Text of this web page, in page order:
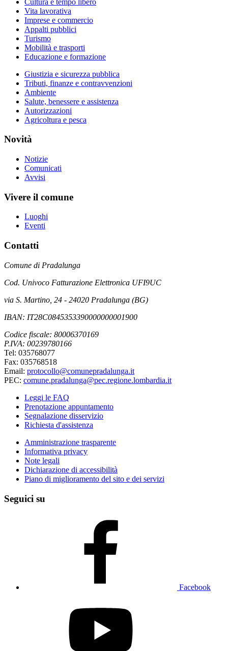
Vita lavorativa
Imprese e commercio
Appalti pubblici
Turismo
Mobilità e trasporti
Educazione e formazione
Giustizia e sicurezza pubblica
Tributi, finanze e contravvenzioni
Ambiente
Salute, benessere e assistenza
Autorizzazioni
Agricoltura e pesca
Novità
Notizie
Comunicati
Avvisi
Vivere il comune
Luoghi
Eventi
Contatti
Comune di Pradalunga
Cod. Univoco Fatturazione Elettronica UFI9UC
via S. Martino, 24 - 24020 Pradalunga (BG)
IBAN: IT28C0845353390000000001900
Codice fiscale: 80006370169
P.IVA: 00239780166
Tel: 035768077
Fax: 035768518
Email: protocollo@comunepradalunga.it
PEC: comune.pradalunga@pec.regione.lombardia.it
Leggi le FAQ
Prenotazione appuntamento
Segnalazione disservizio
Richiesta d'assistenza
Amministrazione trasparente
Informativa privacy
Note legali
Dichiarazione di accessibilità
Piano di miglioramento del sito e dei servizi
Seguici su
Facebook